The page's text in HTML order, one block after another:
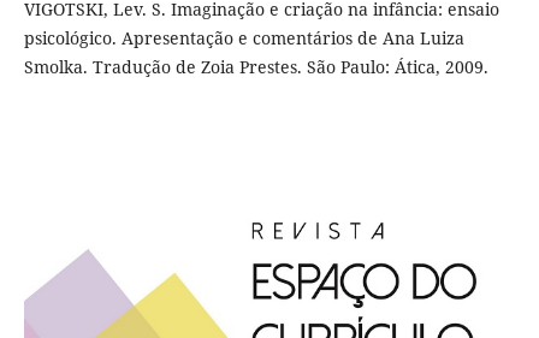
VIGOTSKI, Lev. S. Imaginação e criação na infância: ensaio
psicológico. Apresentação e comentários de Ana Luiza
Smolka. Tradução de Zoia Prestes. São Paulo: Ática, 2009.